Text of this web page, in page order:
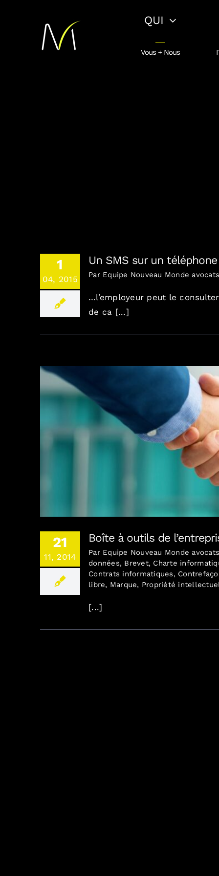
QUI
Vous + Nous
1
04, 2015
Un SMS sur un
Par Equipe Nouveau Monde
…l’employeur peut le
de ca [...]
Boîte à outils
21
11, 2014
Boîte à outils de
Par Equipe Nouveau Monde
données, Brevet, Charte
Contrats informatiques,
libre, Marque, Propriété
[...]